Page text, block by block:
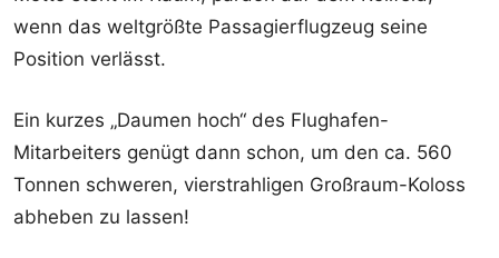
wenn das weltgrößte Passagierflugzeug seine
Position verlässt.
Ein kurzes „Daumen hoch“ des Flughafen-
Mitarbeiters genügt dann schon, um den ca. 560
Tonnen schweren, vierstrahligen Großraum-Koloss
abheben zu lassen!